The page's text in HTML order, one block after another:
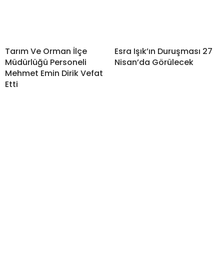
Tarım Ve Orman İlçe
Müdürlüğü Personeli
Mehmet Emin Dirik Vefat
Etti
Esra Işık’ın Duruşması 27
Nisan’da Görülecek